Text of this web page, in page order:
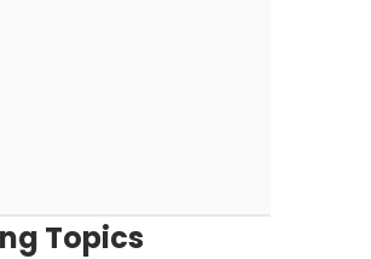
Topics